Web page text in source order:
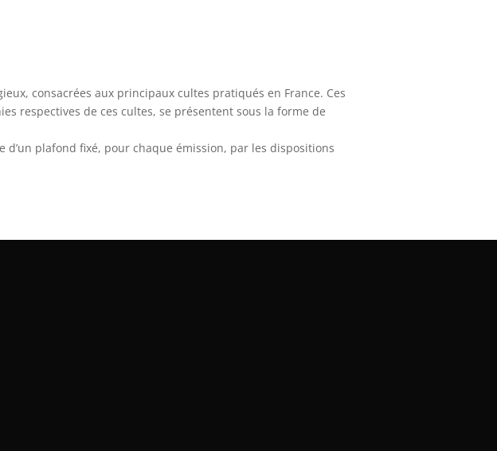
consacrées aux principaux cultes pratiqués en France. Ces
respectives de ces cultes, se présentent sous la forme de
plafond fixé, pour chaque émission, par les dispositions